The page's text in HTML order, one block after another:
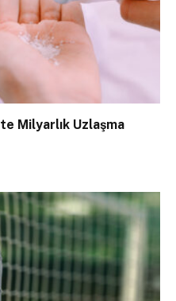
Milyarlık Uzlaşma